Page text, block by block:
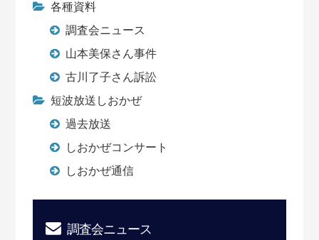
各種資料
調査会ニュース
山本美保さん事件
古川了子さん訴訟
短波放送しおかぜ
過去放送
しおかぜコンサート
しおかぜ通信
調査会ニュース